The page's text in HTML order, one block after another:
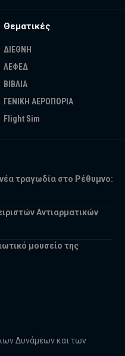
Θεματικές
ΔΙΕΘΝΗ
ΛΕΦΕΔ
ΒΙΒΛΙΑ
ΓΕΝΙΚΗ ΑΕΡΟΠΟΡΙΑ
Flight Sim
τραγωδία στο Ρέθυμνο:
Αντιαρματικών
μουσείο της
Δυνάμεων και των